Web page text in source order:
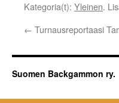
Kategoria(t): Yleinen.
← Turnausreportaasi
Suomen Backgammon ry.